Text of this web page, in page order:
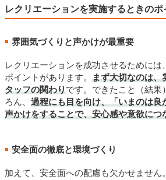
レクリエーションを実施するときのポ
■ 雰囲気づくりと声かけが最重要
レクリエーションを成功させるためには
ポイントがあります。 まず大切なのは、
タッフの関わりです。できたこと（結果
ろん、 過程にも目を向け、「いまのは良
声かけをすることで、安心感や意欲につ
■ 安全面の徹底と環境づくり
加えて、安全面への配慮も欠かせません。